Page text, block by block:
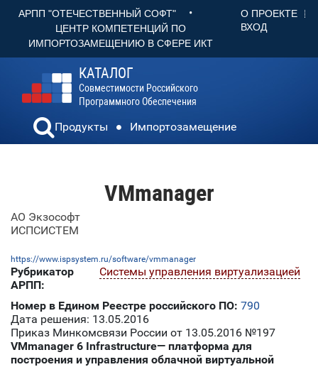
АРПП "ОТЕЧЕСТВЕННЫЙ СОФТ" •
ЦЕНТР КОМПЕТЕНЦИЙ ПО
ИМПОРТОЗАМЕЩЕНИЮ В СФЕРЕ ИКТ
О ПРОЕКТЕ
ВХОД
КАТАЛОГ
Совместимости Российского
Программного Обеспечения
Продукты Импортозамещение
VMmanager
АО Экзософт
ИСПСИСТЕМ
https://www.ispsystem.ru/software/vmmanager
Рубрикатор
АРПП:
Системы управления виртуализацией
Номер в Едином Реестре российского ПО: 790
Дата решения: 13.05.2016
Приказ Минкомсвязи России от 13.05.2016 №197
VMmanager 6 Infrastructure— платформа для
построения и управления облачной виртуальной